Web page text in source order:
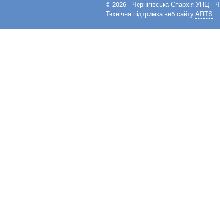
© 2026 - Чернігівська Єпархія УПЦ -
Технічна підтримка веб сайту ARTS